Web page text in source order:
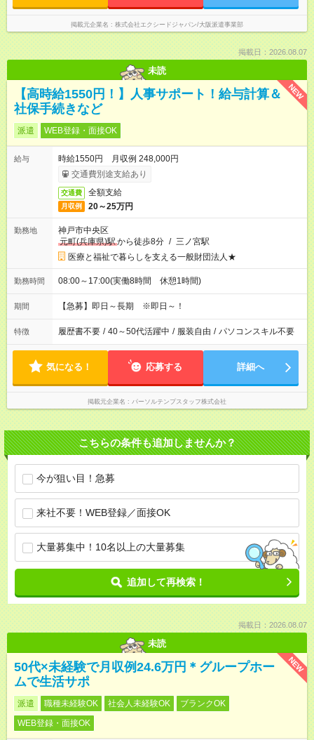
掲載元企業名 株式会社エクシードジャパン/大阪派遣事業部
掲載日：2026.08.07
未読
NEW
【高時給1550円！】人事サポート！給与計算＆
社保手続きなど
派遣 WEB登録・面接OK
給与
時給1550円 月収例 248,000円
交通費別途支給あり
交通費 全額支給
月収例 20～25万円
勤務地
神戸市中央区
元町(兵庫県)駅から徒歩8分 / 三ノ宮駅
医療と福祉で暮らしを支える一般財団法人★
勤務時間 08:00～17:00(実働8時間 休憩1時間)
期間 【急募】即日～長期 ※即日～！
特徴 履歴書不要 / 40～50代活躍中 / 服装自由 / パソコンスキル不要
気になる！ 応募する 詳細へ
掲載元企業名 パーソルテンプスタッフ株式会社
こちらの条件も追加しませんか？
今が狙い目！急募
来社不要！WEB登録／面接OK
大量募集中！10名以上の大量募集
追加して再検索！
掲載日：2026.08.07
未読
NEW
50代×未経験で月収例24.6万円＊グループホー
ムで生活サポ
派遣 職種未経験OK 社会人未経験OK
ブランクOK
WEB登録・面接OK